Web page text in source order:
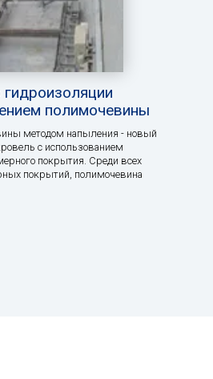
полимочевины
методом напыления - новый
с использованием
покрытия. Среди всех
покрытий, полимочевина